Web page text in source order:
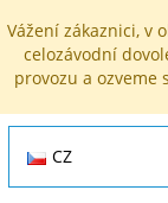
Vážení zákaznici, v
celozávodní
provozu a ozveme
CZ